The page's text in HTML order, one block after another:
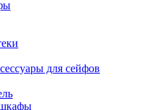
для сейфов